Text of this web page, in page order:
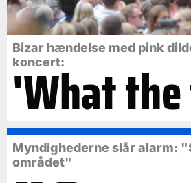
Bizar hændelse med pink
koncert:
'What
Myndighederne slår alarm:
området"